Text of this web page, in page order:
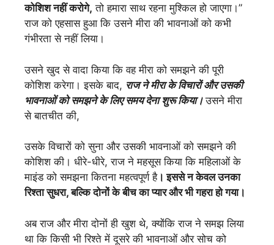
कोशिश नहीं करोगे, तो हमारा साथ रहना मुश्किल हो जाएगा।”
राज को एहसास हुआ कि उसने मीरा की भावनाओं को कभी
गंभीरता से नहीं लिया।
उसने खुद से वादा किया कि वह मीरा को समझने की पूरी
कोशिश करेगा। इसके बाद, राज ने मीरा के विचारों और उसकी
भावनाओं को समझने के लिए समय देना शुरू किया।उसने मीरा
से बातचीत की,
उसके विचारों को सुना और उसकी भावनाओं को समझने की
कोशिश की। धीरे-धीरे, राज ने महसूस किया कि महिलाओं के
माइंड को समझना कितना महत्वपूर्ण है। इससे न केवल उनका
रिश्ता सुधरा, बल्कि दोनों के बीच का प्यार और भी गहरा हो गया।
अब राज और मीरा दोनों ही खुश थे, क्योंकि राज ने समझ लिया
था कि किसी भी रिश्ते में दूसरे की भावनाओं और सोच को